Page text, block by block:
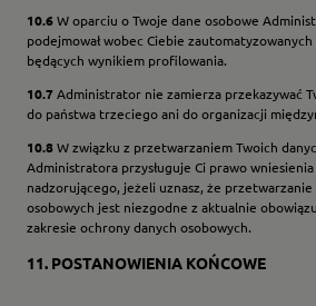
10.6W oparciu o Twoje dane osobowe
podejmował wobec Ciebie
będących wynikiem profilowania.
10.7Administrator nie zamierza przekazywać
do państwa trzeciego ani do organizacji
10.8W związku z przetwarzaniem Twoich
Administratora przysługuje Ci prawo
nadzorującego, jeżeli uznasz, że przetwarzanie
osobowych jest niezgodne z aktualnie
zakresie ochrony danych osobowych.
11. POSTANOWIENIA KOŃCOWE